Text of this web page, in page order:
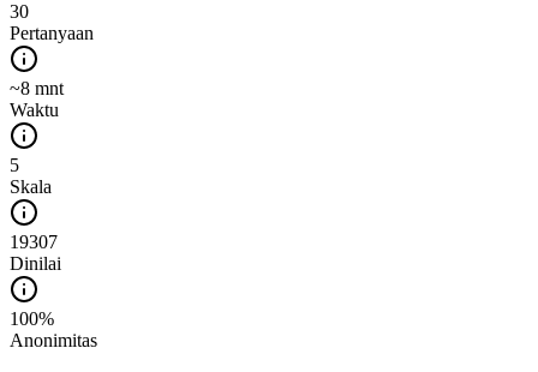
30
Pertanyaan
~8 mnt
Waktu
5
Skala
19307
Dinilai
100%
Anonimitas